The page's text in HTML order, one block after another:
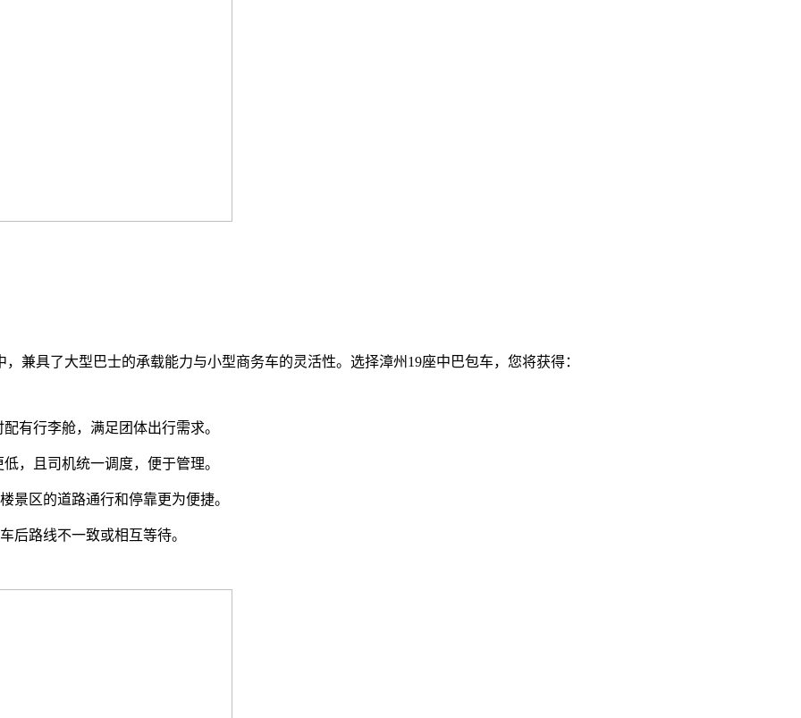
兼具了大型巴士的承载能力与小型商务车的灵活性。选择漳州19座中巴包车，您将获得：
有行李舱，满足团体出行需求。
，且司机统一调度，便于管理。
景区的道路通行和停靠更为便捷。
后路线不一致或相互等待。